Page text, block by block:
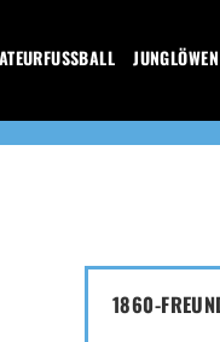
JUNGLÖWEN
1860-